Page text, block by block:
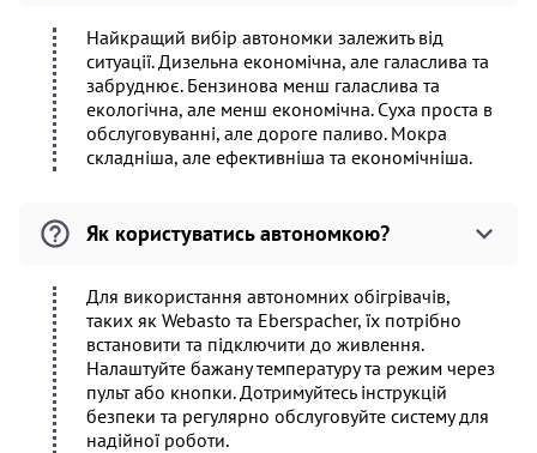
Найкращий вибір автономки залежить від
ситуації. Дизельна економічна, але галаслива та
забруднює. Бензинова менш галаслива та
екологічна, але менш економічна. Суха проста в
обслуговуванні, але дороге паливо. Мокра
складніша, але ефективніша та економічніша.
Як користуватись автономкою?
Для використання автономних обігрівачів,
таких як Webasto та Eberspacher, їх потрібно
встановити та підключити до живлення.
Налаштуйте бажану температуру та режим через
пульт або кнопки. Дотримуйтесь інструкцій
безпеки та регулярно обслуговуйте систему для
надійної роботи.